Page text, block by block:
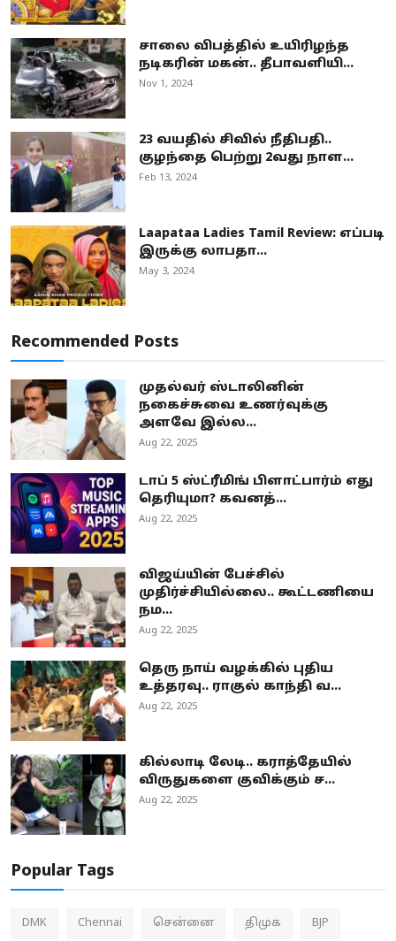
சாலை விபத்தில் உயிரிழந்த
நடிகரின் மகன்.. தீபாவளியி...
Nov 1, 2024
23 வயதில் சிவில் நீதிபதி..
குழந்தை பெற்று 2வது நாள...
Feb 13, 2024
Laapataa Ladies Tamil Review: எப்படி
இருக்கு லாபதா...
May 3, 2024
Recommended Posts
முதல்வர் ஸ்டாலினின்
நகைச்சுவை உணர்வுக்கு
அளவே இல்ல...
Aug 22, 2025
டாப் 5 ஸ்ட்ரீமிங் பிளாட்பார்ம் எது
தெரியுமா? கவனத்...
Aug 22, 2025
விஜய்யின் பேச்சில்
முதிர்ச்சியில்லை.. கூட்டணியை
நம...
Aug 22, 2025
தெரு நாய் வழக்கில் புதிய
உத்தரவு.. ராகுல் காந்தி வ...
Aug 22, 2025
கில்லாடி லேடி.. கராத்தேயில்
விருதுகளை குவிக்கும் ச...
Aug 22, 2025
Popular Tags
DMK Chennai சென்னை திமுக BJP